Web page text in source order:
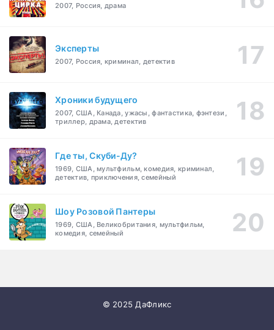
2007, Россия, драма
Эксперты
2007, Россия, криминал, детектив
Хроники будущего
2007, США, Канада, ужасы, фантастика, фэнтези,
триллер, драма, детектив
Где ты, Скуби-Ду?
1969, США, мультфильм, комедия, криминал,
детектив, приключения, семейный
Шоу Розовой Пантеры
1969, США, Великобритания, мультфильм,
комедия, семейный
© 2025 ДаФликс